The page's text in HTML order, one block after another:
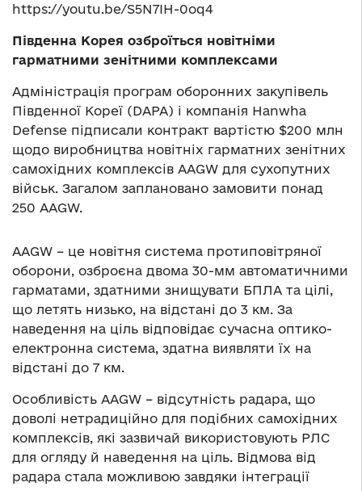
https://youtu.be/S5N7IH-0oq4
Південна Корея озброїться новітніми
гарматними зенітними комплексами
Адміністрація програм оборонних закупівель
Південної Кореї (DAPA) і компанія Hanwha
Defense підписали контракт вартістю $200 млн
щодо виробництва новітніх гарматних зенітних
самохідних комплексів AAGW для сухопутних
військ. Загалом заплановано замовити понад
250 AAGW.
AAGW – це новітня система протиповітряної
оборони, озброєна двома 30-мм автоматичними
гарматами, здатними знищувати БПЛА та цілі,
що летять низько, на відстані до 3 км. За
наведення на ціль відповідає сучасна оптико-
електронна система, здатна виявляти їх на
відстані до 7 км.
Особливість AAGW – відсутність радара, що
доволі нетрадиційно для подібних самохідних
комплексів, які зазвичай використовують РЛС
для огляду й наведення на ціль. Відмова від
радара стала можливою завдяки інтеграції